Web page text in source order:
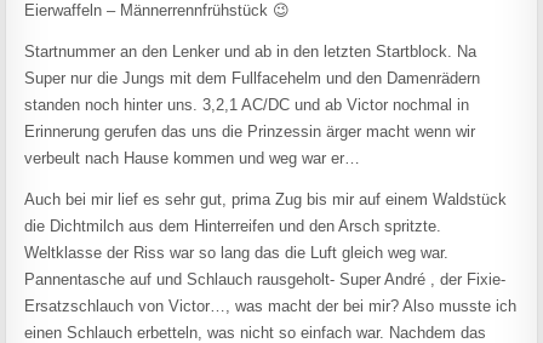
Eierwaffeln – Männerrennfrühstück 😉
Startnummer an den Lenker und ab in den letzten Startblock. Na
Super nur die Jungs mit dem Fullfacehelm und den Damenrädern
standen noch hinter uns. 3,2,1 AC/DC und ab Victor nochmal in
Erinnerung gerufen das uns die Prinzessin ärger macht wenn wir
verbeult nach Hause kommen und weg war er…
Auch bei mir lief es sehr gut, prima Zug bis mir auf einem Waldstück
die Dichtmilch aus dem Hinterreifen und den Arsch spritzte.
Weltklasse der Riss war so lang das die Luft gleich weg war.
Pannentasche auf und Schlauch rausgeholt- Super André , der Fixie-
Ersatzschlauch von Victor…, was macht der bei mir? Also musste ich
einen Schlauch erbetteln, was nicht so einfach war. Nachdem das